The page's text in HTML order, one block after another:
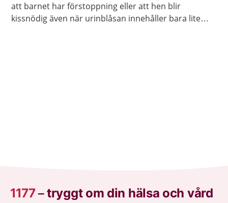
att barnet har förstoppning eller att hen blir
kissnödig även när urinblåsan innehåller bara lite
1177–tryggt om din hälsa och vård